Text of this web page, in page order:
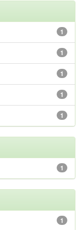
1
1
1
1
1
1
1